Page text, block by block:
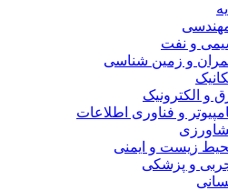
و نفت
و زمین شناسی
و الکترونیک
و فناوری اطلاعات
زیست و ایمنی
و پزشکی